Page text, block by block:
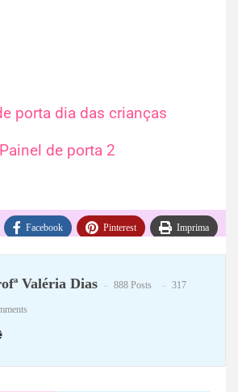
porta dia das crianças
Painel de porta 2
Facebook Pinterest Imprima
Valéria Dias 888 Posts 317